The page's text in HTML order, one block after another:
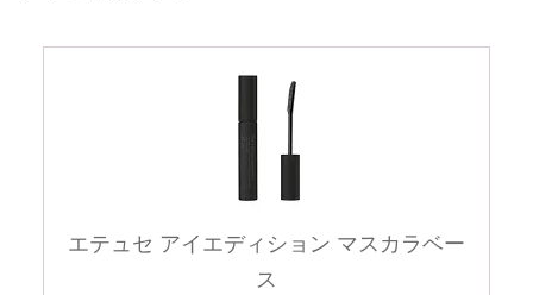
エテュセ アイエディション マスカラベー
ス